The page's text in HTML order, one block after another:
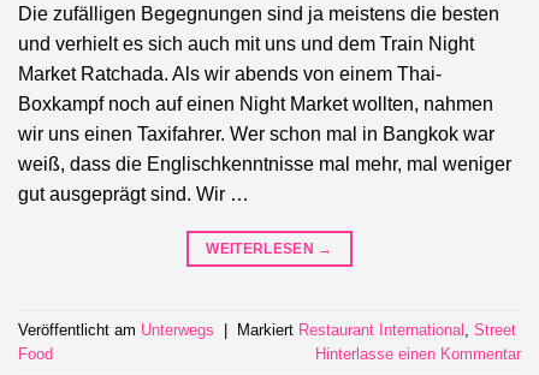
Die zufälligen Begegnungen sind ja meistens die besten
und verhielt es sich auch mit uns und dem Train Night
Market Ratchada. Als wir abends von einem Thai-
Boxkampf noch auf einen Night Market wollten, nahmen
wir uns einen Taxifahrer. Wer schon mal in Bangkok war
weiß, dass die Englischkenntnisse mal mehr, mal weniger
gut ausgeprägt sind. Wir …
WEITERLESEN →
Veröffentlicht am Unterwegs Markiert Restaurant International , Street
Food
Hinterlasse einen Kommentar